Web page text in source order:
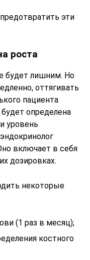
эти
роста
будет лишним. Но
оттягивать
пациента
определена
уровень
включает в себя
дозировках.
некоторые
(1 раз в месяц);
костного